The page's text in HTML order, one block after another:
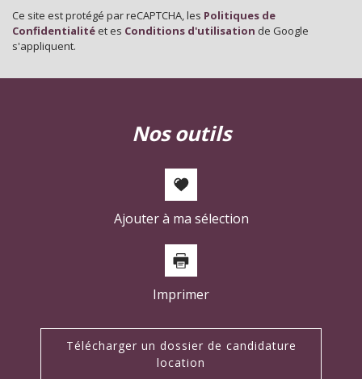
Habitants de 25 à 55 ans
Habitants de plus de 55 ans
36,62 %
Ce site est protégé par reCAPTCHA, les Politiques de
Confidentialité et es Conditions d'utilisation de Google
s'appliquent.
nos outils
Ajouter à ma sélection
Imprimer
Télécharger un dossier de candidature
location